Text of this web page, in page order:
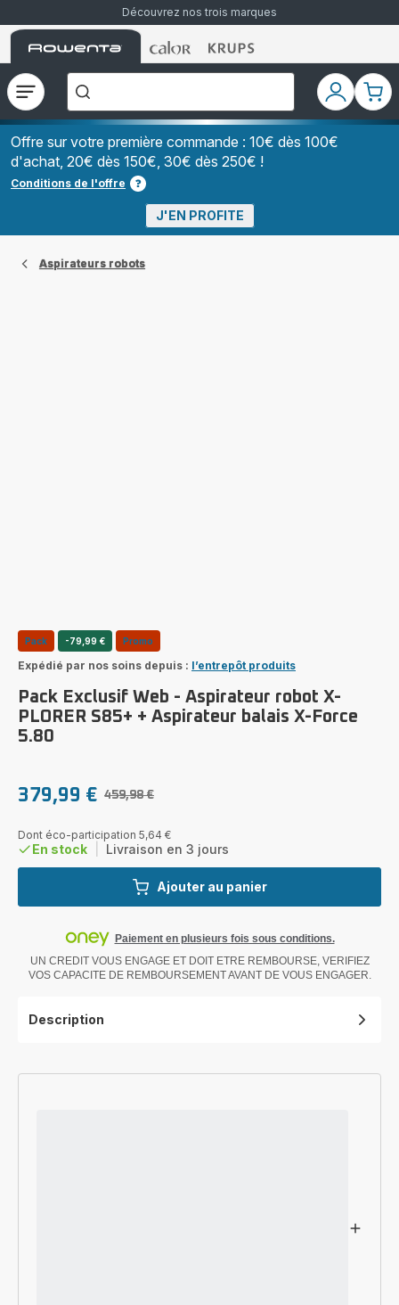
Découvrez nos trois marques
Accueil
Rowenta
Accueil
Rowenta
Accueil
Rowenta
Ouvrir
le
menu
recherchez-
vous
?","Aspirateurs
à
Grains","Centrales
Vapeurs","Sèche
Cheveux"]
Mon
compte
Mon
Offre sur votre première commande : 10€ dès 100€
d'achat, 20€ dès 150€, 30€ dès 250€ !
Conditions de l'offre
J'EN PROFITE
Aspirateurs robots
Pack -79,99 € Promo
Expédié par nos soins depuis : l’entrepôt produits
Pack Exclusif Web - Aspirateur robot X-
PLORER S85+ + Aspirateur balais X-Force
5.80
Prix
réduction
379,99 €
Prix
459,98 €
Dont éco-participation 5,64 €
En stock Livraison en 3 jours
Ajouter au panier
Paiement en plusieurs fois sous conditions.
UN CREDIT VOUS ENGAGE ET DOIT ETRE REMBOURSE, VERIFIEZ
VOS CAPACITE DE REMBOURSEMENT AVANT DE VOUS ENGAGER.
Description